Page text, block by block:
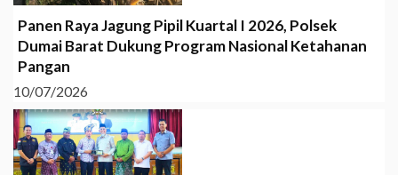
Panen Raya Jagung Pipil Kuartal I 2026, Polsek
Dumai Barat Dukung Program Nasional Ketahanan
Pangan
10/07/2026